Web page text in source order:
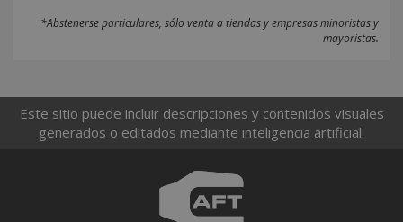
*Abstenerse particulares, sólo venta a tiendas y empresas minoristas y
mayoristas.
Este sitio puede incluir descripciones y contenidos visuales
generados o editados mediante inteligencia artificial.